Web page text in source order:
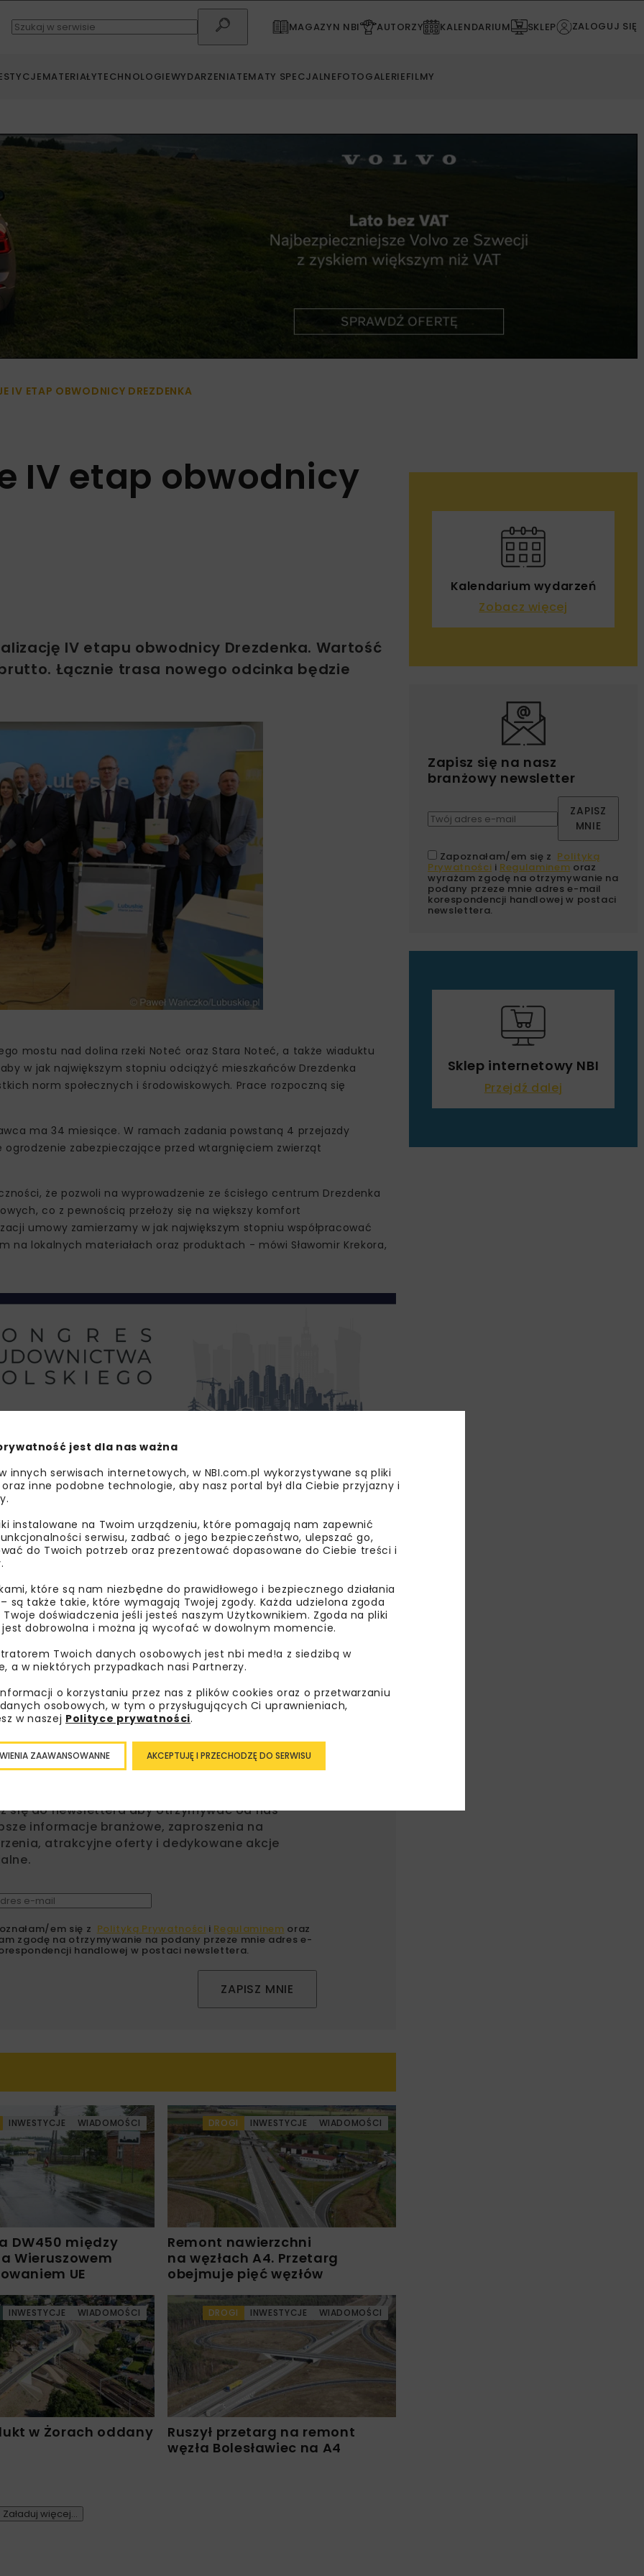
MAGAZYN NBI AUTORZY KALENDARIUM SKLEP ZALOGUJ SIĘ
MATERIAŁYTECHNOLOGIEWYDARZENIATEMATY SPECJALNEFOTOGALERIEFILMY
IV ETAP OBWODNICY DREZDENKA
IV etap obwodnicy
IV etapu obwodnicy Drezdenka. Wartość
Łącznie trasa nowego odcinka będzie
mostu nad dolina rzeki Noteć oraz Stara Noteć, a także wiaduktu
w jak największym stopniu odciążyć mieszkańców ‎Drezdenka
norm społecznych i‎ środowiskowych.‎ Prace rozpoczną się
ma 34 miesiące. W ramach zadania powstaną 4 przejazdy
zabezpieczające przed wtargnięciem zwierząt
że pozwoli na wyprowadzenie ze ścisłego centrum Drezdenka
co z pewnością przełoży się na większy komfort
umowy zamierzamy w jak największym stopniu współpracować
na lokalnych materiałach oraz produktach ‎- mówi Sławomir Krekora,
podjętych we wcześniejszych latach. Inwestycję, zgodnie
wojewódzkich nr 156 i 160, a następnie trasa przebiega
estakadą nad doliną rzeki Noteć i Stara Noteć, kończąc odcinek
będzie wyposażona w krawężniki z oświetleniem na wszystkich
do nich.
700 000 Mg piasku, 16 500 Mg mieszanek mineralno-aslfatowych
wiedzieć więcej?
się do newslettera aby otrzymywać od nas
informacje branżowe, zaproszenia na
atrakcyjne oferty i dedykowane akcje
em się z Polityką Prywatności i Regulaminem oraz
zgodę na otrzymywanie na podany przeze mnie adres e-
handlowej w postaci newslettera.
ZAPISZ MNIE
INWESTYCJE WIADOMOŚCI
DW450 między
Wieruszowem
UE
DROGI INWESTYCJE WIADOMOŚCI
Remont nawierzchni
na węzłach A4. Przetarg
obejmuje pięć węzłów
INWESTYCJE WIADOMOŚCI
w Żorach oddany
DROGI INWESTYCJE WIADOMOŚCI
Ruszył przetarg na remont
węzła Bolesławiec na A4
Załaduj więcej...
Kalendarium wydarzeń
Zobacz więcej
Zapisz się na nasz
branżowy newsletter
ZAPISZ
MNIE
Zapoznałam/em się z Polityką
Prywatności i Regulaminem oraz
wyrażam zgodę na otrzymywanie na
podany przeze mnie adres e-mail
korespondencji handlowej w postaci
newslettera.
Sklep internetowy NBI
Przejdź dalej
jest dla nas ważna
innych serwisach internetowych, w NBI.com.pl wykorzystywane są pliki
inne podobne technologie, aby nasz portal był dla Ciebie przyjazny i
instalowane na Twoim urządzeniu, które pomagają nam zapewnić
serwisu, zadbać o jego bezpieczeństwo, ulepszać go,
do Twoich potrzeb oraz prezentować dopasowane do Ciebie treści i
które są nam niezbędne do prawidłowego i bezpiecznego działania
są także takie, które wymagają Twojej zgody. Każda udzielona zgoda
doświadczenia jeśli jesteś naszym Użytkownikiem. Zgoda na pliki
dobrowolna i można ją wycofać w dowolnym momencie.
Twoich danych osobowych jest nbi med!a z siedzibą w
a w niektórych przypadkach nasi Partnerzy.
o korzystaniu przez nas z plików cookies oraz o przetwarzaniu
osobowych, w tym o przysługujących Ci uprawnieniach,
w naszej Polityce prywatności.
AKCEPTUJĘ I PRZECHODZĘ DO SERWISU
ZAAWANSOWANNE